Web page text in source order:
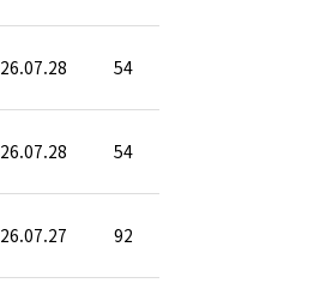
26.07.28 54
26.07.28 54
26.07.27 92